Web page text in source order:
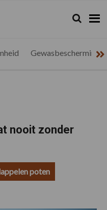
Zoeken...
Zoek
Gewasbescherming
nooit zonder
poten